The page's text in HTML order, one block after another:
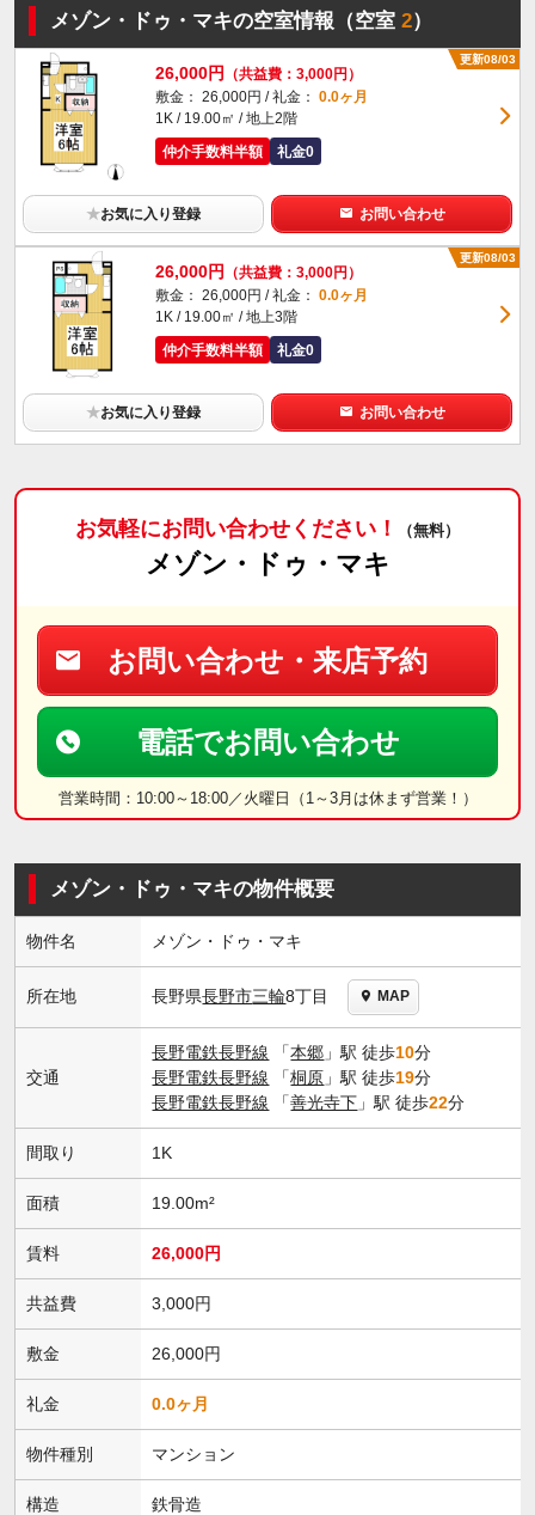
メゾン・ドゥ・マキの空室情報（空室2）
更新08/03
26,000円
（共益費：3,000円）
敷金： 26,000円 / 礼金： 0.0ヶ月
1K / 19.00㎡ / 地上2階
仲介手数料半額
礼金0
★お気に入り登録 お問い合わせ
更新08/03
26,000円
（共益費：3,000円）
敷金： 26,000円 / 礼金： 0.0ヶ月
1K / 19.00㎡ / 地上3階
仲介手数料半額
礼金0
★お気に入り登録 お問い合わせ
お気軽にお問い合わせください！ （無料）
メゾン・ドゥ・マキ
お問い合わせ・来店予約
電話でお問い合わせ
営業時間：10:00～18:00／火曜日（1～3月は休まず営業！）
メゾン・ドゥ・マキの物件概要
物件名 メゾン・ドゥ・マキ
所在地 長野県長野市三輪8丁目 MAP
交通
長野電鉄長野線 「本郷 」駅 徒歩10分
長野電鉄長野線 「桐原 」駅 徒歩19分
長野電鉄長野線 「善光寺下 」駅 徒歩22分
間取り 1K
面積 19.00m²
賃料 26,000円
共益費 3,000円
敷金 26,000円
礼金 0.0ヶ月
物件種別 マンション
構造 鉄骨造